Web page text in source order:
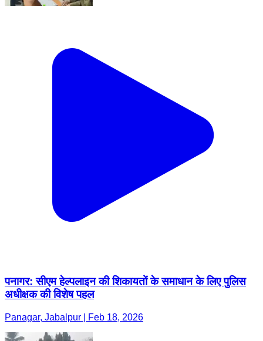
पनागर: सीएम हेल्पलाइन की शिकायतों के समाधान के लिए पुलिस
अधीक्षक की विशेष पहल
Panagar, Jabalpur | Feb 18, 2026